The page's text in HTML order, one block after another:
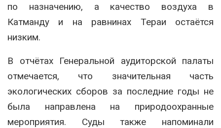
по назначению, а качество воздуха в
Катманду и на равнинах Тераи остаётся
низким.
В отчётах Генеральной аудиторской палаты
отмечается, что значительная часть
экологических сборов за последние годы не
была направлена на природоохранные
мероприятия. Суды также напоминали